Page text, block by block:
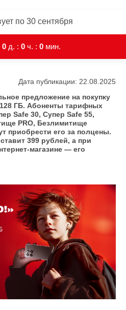
по 30 сентября
0д. : 0ч. : 0мин.
Дата публикации: 22.08.2025
предложение на покупку
ГБ. Абоненты тарифных
Safe 30, Супер Safe 55,
PRO, Безлимитище
приобрести его за полцены.
399 рублей, а при
магазине — его